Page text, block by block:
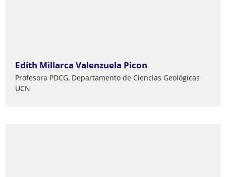
Edith Millarca Valenzuela Picon
Profesora PDCG, Departamento de Ciencias Geológicas
UCN